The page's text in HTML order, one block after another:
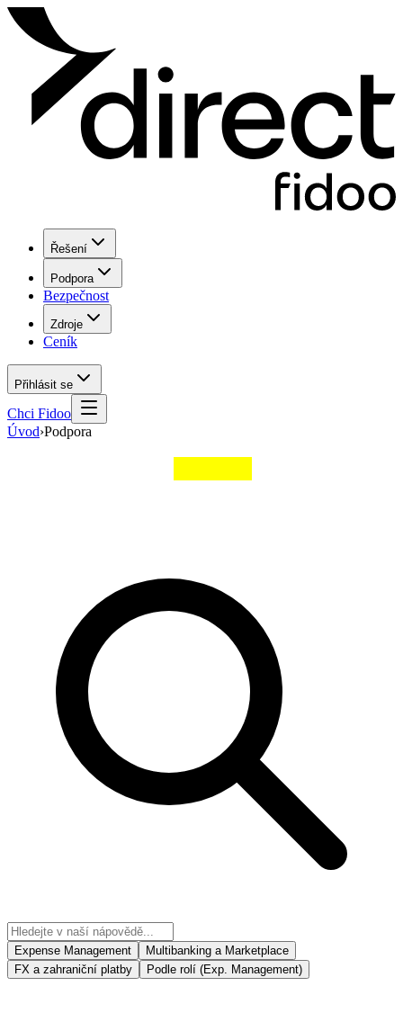
Řešení
Podpora
Bezpečnost
Zdroje
Ceník
Přihlásit se
Chci Fidoo
Úvod›Podpora
Expense Management
Multibanking a Marketplace
FX a zahraniční platby
Podle rolí (Exp. Management)